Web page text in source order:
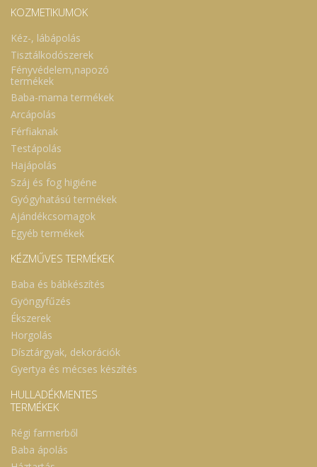
KOZMETIKUMOK
Kéz-, lábápolás
Tisztálkodószerek
Fényvédelem,napozó
termékek
Baba-mama termékek
Arcápolás
Férfiaknak
Testápolás
Hajápolás
Száj és fog higiéne
Gyógyhatású termékek
Ajándékcsomagok
Egyéb termékek
KÉZMŰVES TERMÉKEK
Baba és bábkészítés
Gyöngyfűzés
Ékszerek
Horgolás
Dísztárgyak, dekorációk
Gyertya és mécses készítés
HULLADÉKMENTES
TERMÉKEK
Régi farmerből
Baba ápolás